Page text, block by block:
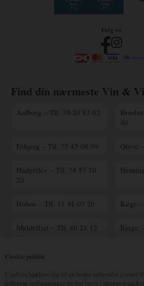
Følg os
Find din nærmeste Vin &
Aalborg – Tlf. 70 20 83 02
40
Esbjerg – Tlf. 75 45 08 99 Greve
Haderslev – Tlf. 74 57 10
20
Hobro – Tlf. 31 31 07 20 Køge
Middelfart – Tlf. 40 21 12
Ringe